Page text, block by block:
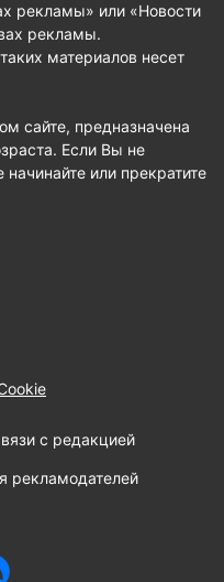
рекламы» или «Новости
рекламы.
материалов несет
сайте, предназначена
Если Вы не
начинайте или прекратите
с редакцией
рекламодателей